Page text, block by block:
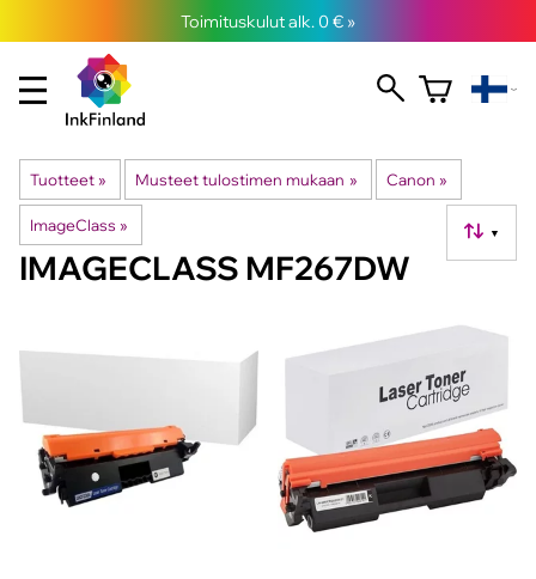
Toimituskulut alk. 0 € »
Tuotteet ‪» Musteet tulostimen mukaan ‪» Canon ‪»
ImageClass ‪» ▼
IMAGECLASS MF267DW